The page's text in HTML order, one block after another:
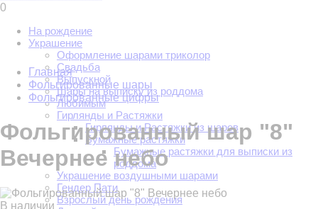
0
На рождение
Украшение
Оформление шарами триколор
Свадьба
Выпускной
Шары на выписку из роддома
Любимым
Гирлянды и Растяжки
Гирлянды и Растяжки из шаров
Бумажные растяжки
Бумажные растяжки для выписки из
роддома
Украшение воздушными шарами
Гендер Пати
Взрослый день рождения
Главная
Фольгированные шары
Фольгированные цифры
Фольгированный шар "8"
Вечернее небо
В наличии